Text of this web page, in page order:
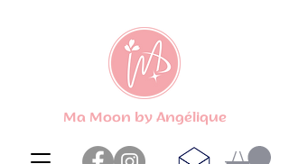
Ma Moon by Angélique